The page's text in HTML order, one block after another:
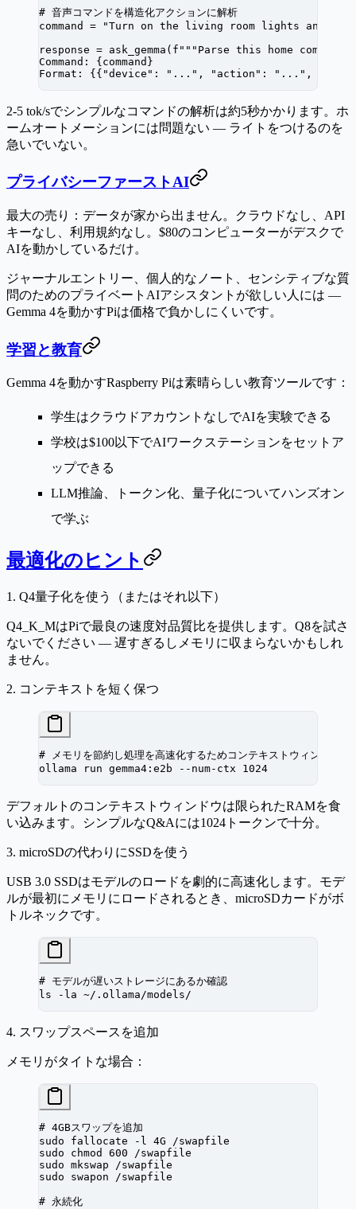
# 音声コマンドを構造化アクションに解析
command = "Turn on the living room lights and set
response = ask_gemma( f """Parse this home command
Command: {command }
Format: {{ "device": "...", "action": "...",
2-5 tok/sでシンプルなコマンドの解析は約5秒かかります。ホ
ームオートメーションには問題ない — ライトをつけるのを
急いでいない。
プライバシーファーストAI
最大の売り：データが家から出ません。クラウドなし、API
キーなし、利用規約なし。$80のコンピューターがデスクで
AIを動かしているだけ。
ジャーナルエントリー、個人的なノート、センシティブな質
問のためのプライベートAIアシスタントが欲しい人には —
Gemma 4を動かすPiは価格で負かしにくいです。
学習と教育
Gemma 4を動かすRaspberry Piは素晴らしい教育ツールです：
学生はクラウドアカウントなしでAIを実験できる
学校は$100以下でAIワークステーションをセットア
ップできる
LLM推論、トークン化、量子化についてハンズオン
で学ぶ
最適化のヒント
1. Q4量子化を使う（またはそれ以下）
Q4_K_MはPiで最良の速度対品質比を提供します。Q8を試さ
ないでください — 遅すぎるしメモリに収まらないかもしれ
ません。
2. コンテキストを短く保つ
# メモリを節約し処理を高速化するためコンテキストウィンドウを
ollama run gemma4:e2b --num-ctx 1024
デフォルトのコンテキストウィンドウは限られたRAMを食
い込みます。シンプルなQ&Aには1024トークンで十分。
3. microSDの代わりにSSDを使う
USB 3.0 SSDはモデルのロードを劇的に高速化します。モデ
ルが最初にメモリにロードされるとき、microSDカードがボ
トルネックです。
# モデルが遅いストレージにあるか確認
ls -la ~/.ollama/models/
4. スワップスペースを追加
メモリがタイトな場合：
# 4GBスワップを追加
sudo fallocate -l 4G /swapfile
sudo chmod 600 /swapfile
sudo mkswap /swapfile
sudo swapon /swapfile
# 永続化